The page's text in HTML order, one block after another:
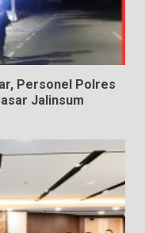
Personel Polres
Jalinsum